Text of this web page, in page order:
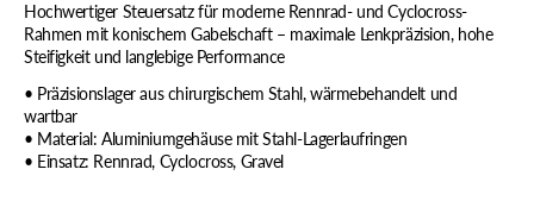
Hochwertiger Steuersatz für moderne Rennrad- und Cyclocross-
Rahmen mit konischem Gabelschaft – maximale Lenkpräzision, hohe
Steifigkeit und langlebige Performance
• Präzisionslager aus chirurgischem Stahl, wärmebehandelt und
wartbar
• Material: Aluminiumgehäuse mit Stahl-Lagerlaufringen
• Einsatz: Rennrad, Cyclocross, Gravel